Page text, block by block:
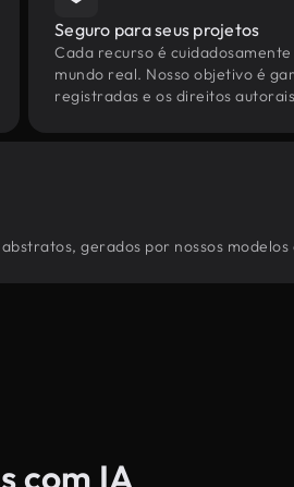
Seguro para seus projetos
Cada recurso é
mundo real. Nosso objetivo é
registradas e os direitos
gerados por nossos
com IA